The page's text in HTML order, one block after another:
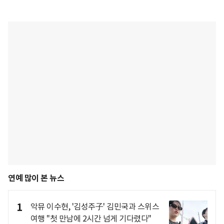
연예 많이 본 뉴스
1
악뮤 이수현, '김성주子' 김민국과 스위스
여행 "첫 만남에 2시간 넘게 기다렸다"